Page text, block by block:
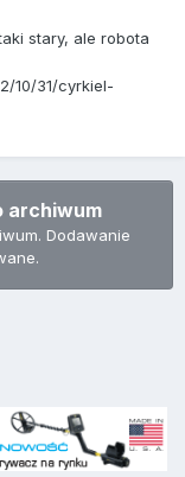
stary, ale robota
10/31/cyrkiel-
archiwum
Dodawanie